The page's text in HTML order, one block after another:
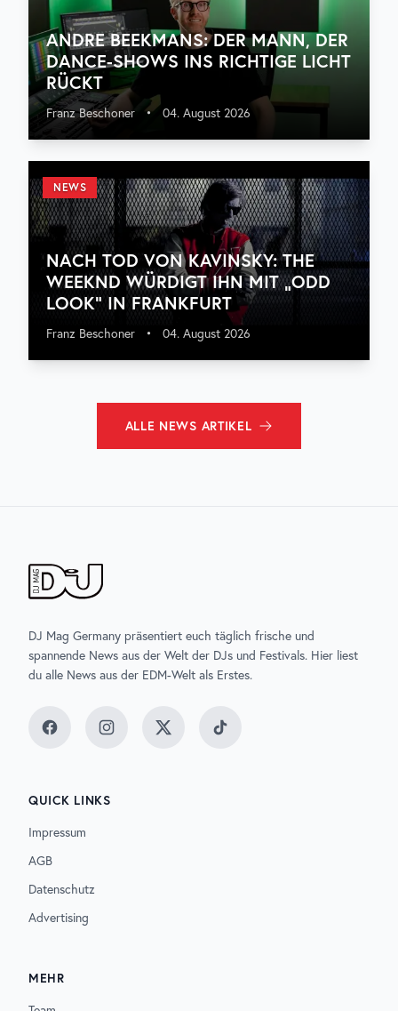
ANDRE BEEKMANS: DER MANN, DER
DANCE-SHOWS INS RICHTIGE LICHT
RÜCKT
Franz Beschoner • 04. August 2026
NEWS
NACH TOD VON KAVINSKY: THE
WEEKND WÜRDIGT IHN MIT „ODD
LOOK“ IN FRANKFURT
Franz Beschoner • 04. August 2026
ALLE NEWS ARTIKEL
DJ Mag Germany präsentiert euch täglich frische und
spannende News aus der Welt der DJs und Festivals. Hier liest
du alle News aus der EDM-Welt als Erstes.
FacebookInstagramTwitter TikTok
QUICK LINKS
Impressum
AGB
Datenschutz
Advertising
MEHR